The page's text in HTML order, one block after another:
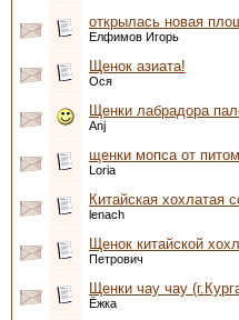
открылась новая
Елфимов Игорь
Щенок азиата!
Ося
Щенки лабрадора
Anj
щенки мопса от
Loria
Китайская хохлатая
lenach
Щенок китайской
Петрович
Щенки чау чау
Ёжка